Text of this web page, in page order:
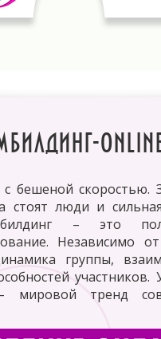
бешеной скоростью.
стоят люди и
– это
Независимо
группы,
участников.
мировой тренд